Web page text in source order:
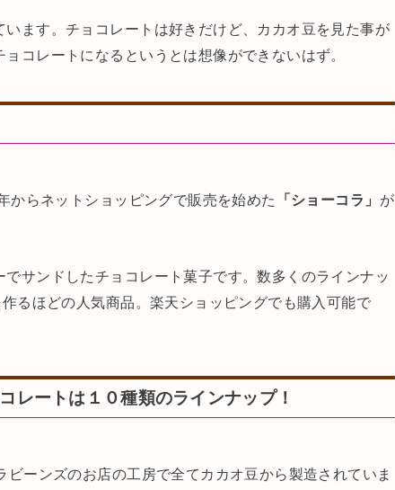
ます。チョコレートは好きだけど、カカオ豆を見た事が
コレートになるというとは想像ができないはず。
からネットショッピングで販売を始めた 「ショーコラ」 が
サンドしたチョコレート菓子です。数多くのラインナッ
るほどの人気商品。楽天ショッピングでも購入可能で
レートは１０種類のラインナップ！
ビーンズのお店の工房で全てカカオ豆から製造されていま